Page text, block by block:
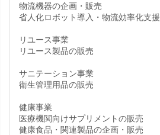
物流機器の企画・販売
省人化ロボット導入・物流効率化支援
リユース事業
リユース製品の販売
サニテーション事業
衛生管理用品の販売
健康事業
医療機関向けサプリメントの販売
健康食品・関連製品の企画・販売